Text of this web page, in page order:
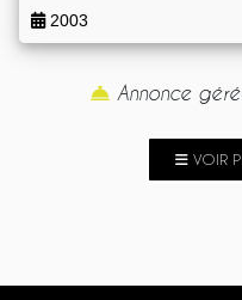
2003
Annonce
VOIR